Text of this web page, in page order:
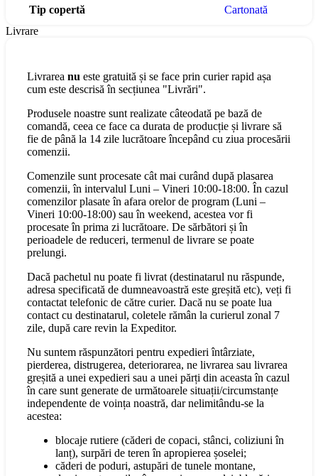
Tip copertă
Cartonată
Livrare
Livrarea nu este gratuită și se face prin curier rapid așa
cum este descrisă în secțiunea "Livrări".
Produsele noastre sunt realizate câteodată pe bază de
comandă, ceea ce face ca durata de producție și livrare să
fie de până la 14 zile lucrătoare începând cu ziua procesării
comenzii.
Comenzile sunt procesate cât mai curând după plasarea
comenzii, în intervalul Luni – Vineri 10:00-18:00. În cazul
comenzilor plasate în afara orelor de program (Luni –
Vineri 10:00-18:00) sau în weekend, acestea vor fi
procesate în prima zi lucrătoare. De sărbători și în
perioadele de reduceri, termenul de livrare se poate
prelungi.
Dacă pachetul nu poate fi livrat (destinatarul nu răspunde,
adresa specificată de dumneavoastră este greșită etc), veți fi
contactat telefonic de către curier. Dacă nu se poate lua
contact cu destinatarul, coletele rămân la curierul zonal 7
zile, după care revin la Expeditor.
Nu suntem răspunzători pentru expedieri întârziate,
pierderea, distrugerea, deteriorarea, ne livrarea sau livrarea
greșită a unei expedieri sau a unei părți din aceasta în cazul
în care sunt generate de următoarele situații/circumstanțe
independente de voința noastră, dar nelimitându-se la
acestea:
blocaje rutiere (căderi de copaci, stânci, coliziuni în
lanț), surpări de teren în apropierea șoselei;
căderi de poduri, astupări de tunele montane,